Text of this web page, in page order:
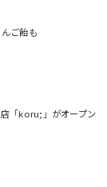
ご飴も
「koru;」がオープン